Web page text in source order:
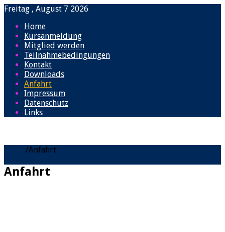
Freitag , August 7 2026
Home
Kursanmeldung
Mitglied werden
Teilnahmebedingungen
Kontakt
Downloads
Anfahrt
Impressum
Datenschutz
Links
/Anfahrt
Anfahrt